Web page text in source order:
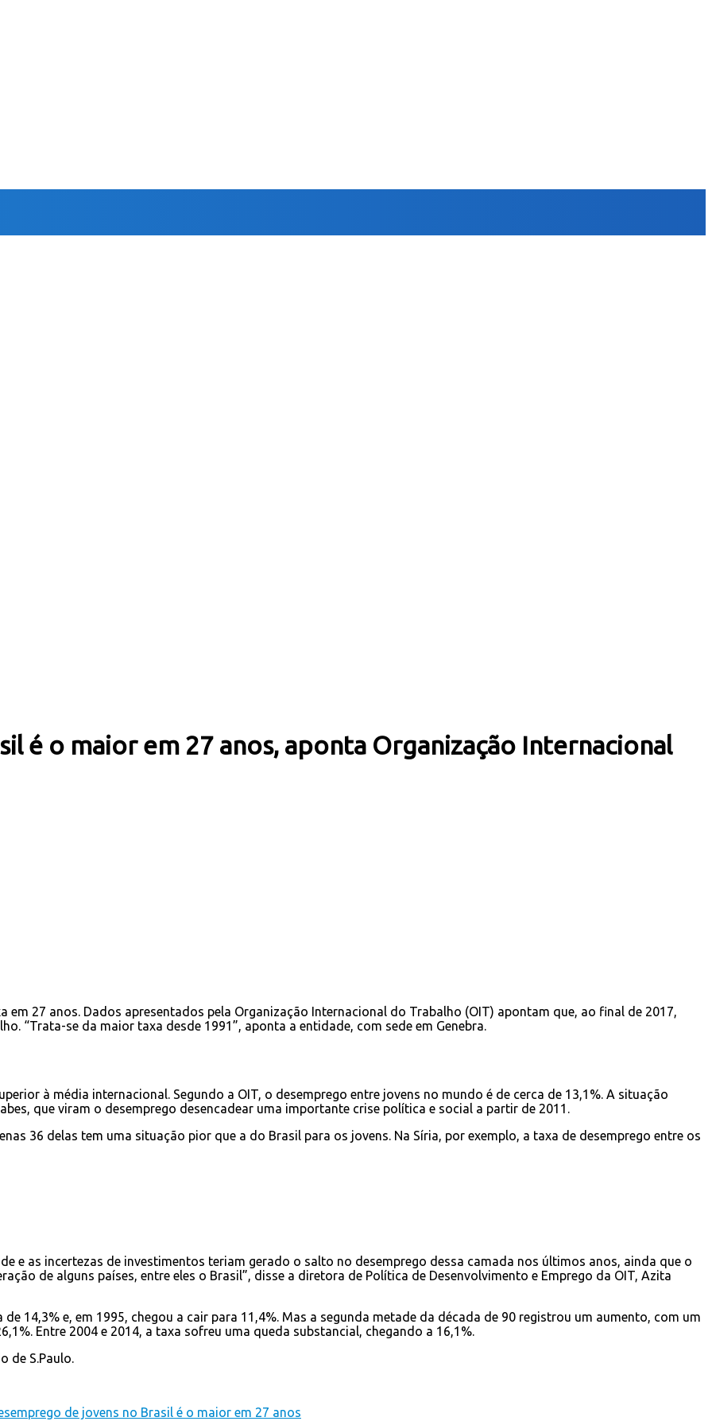
é o maior em 27 anos, aponta Organização Internacional
em 27 anos. Dados apresentados pela Organização Internacional do Trabalho (OIT) apontam que, ao final de 2017,
“Trata-se da maior taxa desde 1991”, aponta a entidade, com sede em Genebra.
à média internacional. Segundo a OIT, o desemprego entre jovens no mundo é de cerca de 13,1%. A situação
que viram o desemprego desencadear uma importante crise política e social a partir de 2011.
36 delas tem uma situação pior que a do Brasil para os jovens. Na Síria, por exemplo, a taxa de desemprego entre os
e as incertezas de investimentos teriam gerado o salto no desemprego dessa camada nos últimos anos, ainda que o
de alguns países, entre eles o Brasil”, disse a diretora de Política de Desenvolvimento e Emprego da OIT, Azita
14,3% e, em 1995, chegou a cair para 11,4%. Mas a segunda metade da década de 90 registrou um aumento, com um
Entre 2004 e 2014, a taxa sofreu uma queda substancial, chegando a 16,1%.
de S.Paulo.
de jovens no Brasil é o maior em 27 anos